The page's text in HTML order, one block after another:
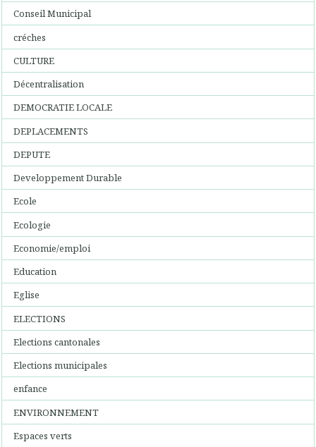
Conseil Municipal
créches
CULTURE
Décentralisation
DEMOCRATIE LOCALE
DEPLACEMENTS
DEPUTE
Developpement Durable
Ecole
Ecologie
Economie/emploi
Education
Eglise
ELECTIONS
Elections cantonales
Elections municipales
enfance
ENVIRONNEMENT
Espaces verts